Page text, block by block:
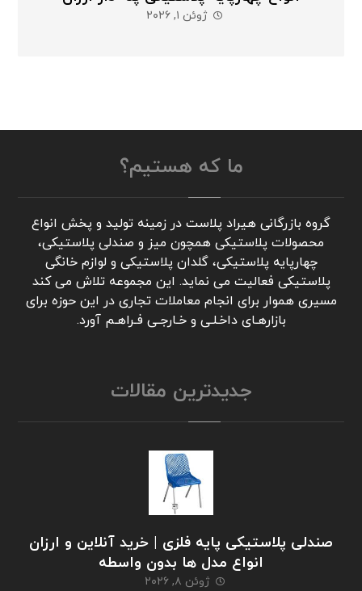
ژوئن ۱, ۲۰۲۶
ما که هستیم؟
گروه بازرگانی هیراد پلاست در زمینه تولید و پخش انواع
محصولات پلاستیکی همچون میز و صندلی پلاستیکی،
چهارپایه پلاستیکی، گلدان پلاستیکی و لوازم خانگی
پلاستیکی فعالیت می نماید. این مجموعه تلاش می کند
مسیری هموار برای انجام معاملات تجاری در این حوزه برای
بازارهـای داخـلـی و خـارجـی فـراهـم آورد.
جدیدترین مقالات
صندلی پلاستیکی پایه فلزی | خرید آنلاین و ارزان
انواع مدل ها بدون واسطه
ژوئن ۸, ۲۰۲۶